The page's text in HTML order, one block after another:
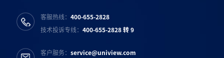
客服热线：400-655-2828
技术投诉专线：400-655-2828 转 9
客户服务：service@uniview.com